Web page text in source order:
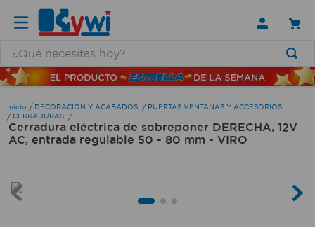
DECORACION Y ACABADOS
PUERTAS VENTANAS Y ACCESORIOS
CERRADURAS
Cerradura eléctrica de sobreponer DERECHA, 12V
AC, entrada regulable 50 - 80 mm - VIRO
TÉRMINOS MÁS BUSCADOS
1 .
lamparas
2.
ducha
5.